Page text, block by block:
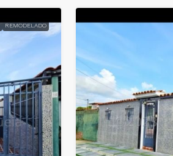
REMODELADO